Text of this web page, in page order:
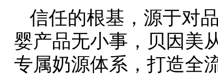
信任的根基，源于对
婴产品无小事，贝因美
专属奶源体系，打造全